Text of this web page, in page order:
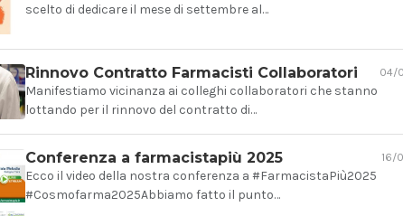
scelto di dedicare il mese di settembre al…
Rinnovo Contratto Farmacisti Collaboratori
Manifestiamo vicinanza ai colleghi collaboratori che stanno
lottando per il rinnovo del contratto di…
04/
Conferenza a farmacistapiù 2025
Ecco il video della nostra conferenza a #FarmacistaPiù2025
#Cosmofarma2025Abbiamo fatto il punto…
16/